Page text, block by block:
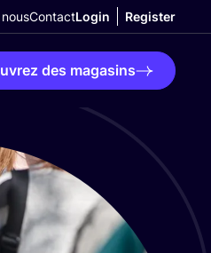
ContactLogin Register
des magasins